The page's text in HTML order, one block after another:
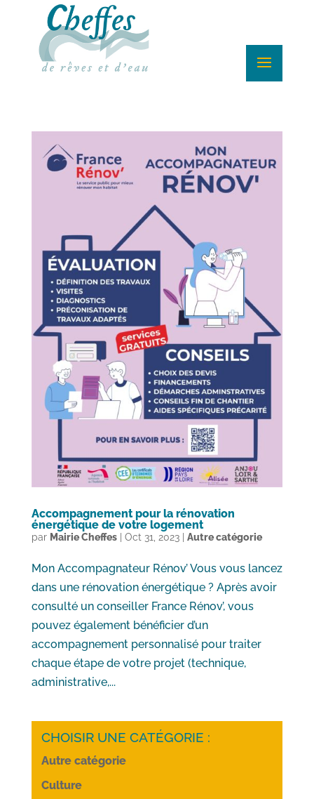
Accompagnement pour la rénovation
énergétique de votre logement
par Mairie Cheffes| Oct 31, 2023| Autre catégorie
Mon Accompagnateur Rénov’ Vous vous lancez
dans une rénovation énergétique ? Après avoir
consulté un conseiller France Rénov’, vous
pouvez également bénéficier d’un
accompagnement personnalisé pour traiter
chaque étape de votre projet (technique,
administrative,...
CHOISIR UNE CATÉGORIE :
Autre catégorie
Culture